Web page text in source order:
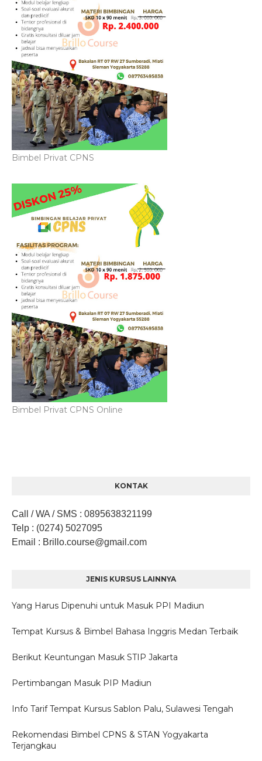
Bimbel Privat CPNS
Bimbel Privat CPNS Online
KONTAK
Call / WA / SMS : 0895638321199
Telp : (0274) 5027095
Email : Brillo.course@gmail.com
JENIS KURSUS LAINNYA
Yang Harus Dipenuhi untuk Masuk PPI Madiun
Tempat Kursus & Bimbel Bahasa Inggris Medan Terbaik
Berikut Keuntungan Masuk STIP Jakarta
Pertimbangan Masuk PIP Madiun
Info Tarif Tempat Kursus Sablon Palu, Sulawesi Tengah
Rekomendasi Bimbel CPNS & STAN Yogyakarta
Terjangkau